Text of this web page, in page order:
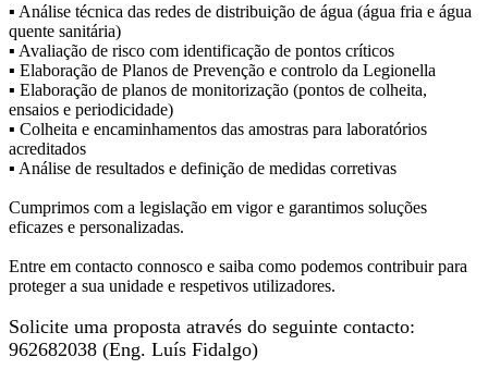
▪ Análise técnica das redes de distribuição de água (água fria e água
quente sanitária)
▪ Avaliação de risco com identificação de pontos críticos
▪ Elaboração de Planos de Prevenção e controlo da Legionella
▪ Elaboração de planos de monitorização (pontos de colheita,
ensaios e periodicidade)
▪ Colheita e encaminhamentos das amostras para laboratórios
acreditados
▪ Análise de resultados e definição de medidas corretivas
Cumprimos com a legislação em vigor e garantimos soluções
eficazes e personalizadas.
Entre em contacto connosco e saiba como podemos contribuir para
proteger a sua unidade e respetivos utilizadores.
Solicite uma proposta através do seguinte contacto:
962682038 (Eng. Luís Fidalgo)